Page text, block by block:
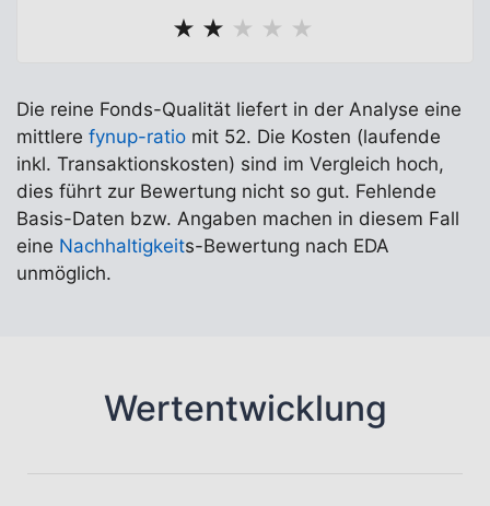
★ ★ ★ ★ ★
Die reine Fonds-Qualität liefert in der Analyse eine
mittlere fynup-ratio mit 52. Die Kosten (laufende
inkl. Transaktionskosten) sind im Vergleich hoch,
dies führt zur Bewertung nicht so gut. Fehlende
Basis-Daten bzw. Angaben machen in diesem Fall
eine Nachhaltigkeits-Bewertung nach EDA
unmöglich.
Wertentwicklung